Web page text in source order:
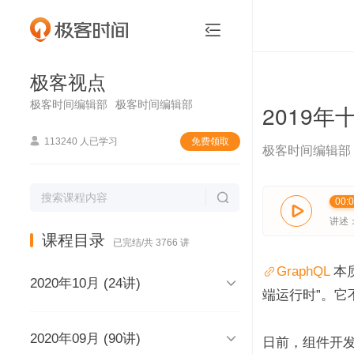

极客视点
极客时间编辑部 极客时间编辑部
 113240 人已学习 免费领取

课程目录 已完结/共 3766 讲
2020年10月 (24讲) 
极客视点，和你说声再见，再见
2020年09月 (90讲) 
 极客视点
2019年
极客时间编辑部

讲述
GraphQL 本
端运行时”。
日前，组件开